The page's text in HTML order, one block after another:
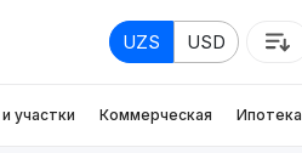
UZS USD
участки Коммерческая Ипотека